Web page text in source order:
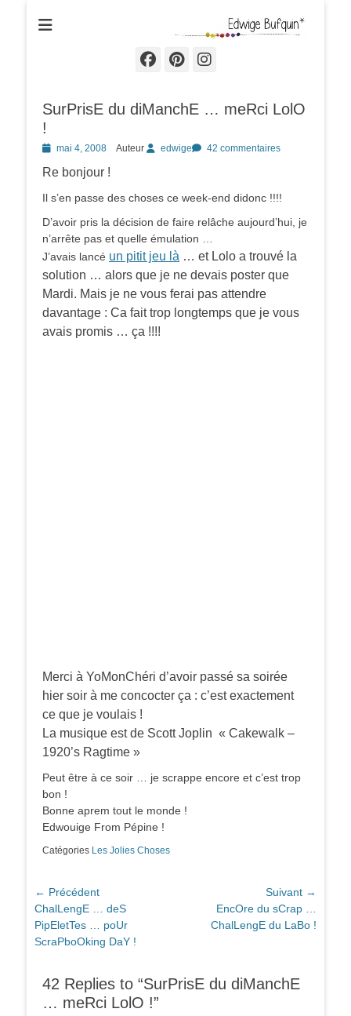
Edwige Bufquin
Facebook
Pinterest
Instagram
SurPrisE du diManchE … meRci LolO
!
Postedmai 4, 2008 Auteur edwige 42 commentaires
Re bonjour !
Il s’en passe des choses ce week-end didonc !!!!
D’avoir pris la décision de faire relâche aujourd’hui, je
n’arrête pas et quelle émulation …
J’avais lancé un pitit jeu là … et Lolo a trouvé la
solution … alors que je ne devais poster que
Mardi. Mais je ne vous ferai pas attendre
davantage : Ca fait trop longtemps que je vous
avais promis … ça !!!!
Merci à YoMonChéri d’avoir passé sa soirée
hier soir à me concocter ça : c’est exactement
ce que je voulais !
La musique est de Scott Joplin « Cakewalk –
1920’s Ragtime »
Peut être à ce soir … je scrappe encore et c’est trop
bon !
Bonne aprem tout le monde !
Edwouige From Pépine !
Catégories Les Jolies Choses
Navigation
de
l’article
← Précédent
Article
précédent :
ChalLengE … deS
PipEletTes … poUr
ScraPboOking DaY !
Suivant →
suivant :
EncOre du sCrap …
ChalLengE du LaBo !
42 Replies to “SurPrisE du diManchE
… meRci LolO !”